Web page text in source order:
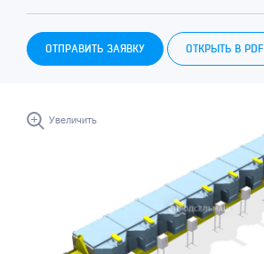
ОТПРАВИТЬ ЗАЯВКУ ОТКРЫТЬ В PDF
Увеличить